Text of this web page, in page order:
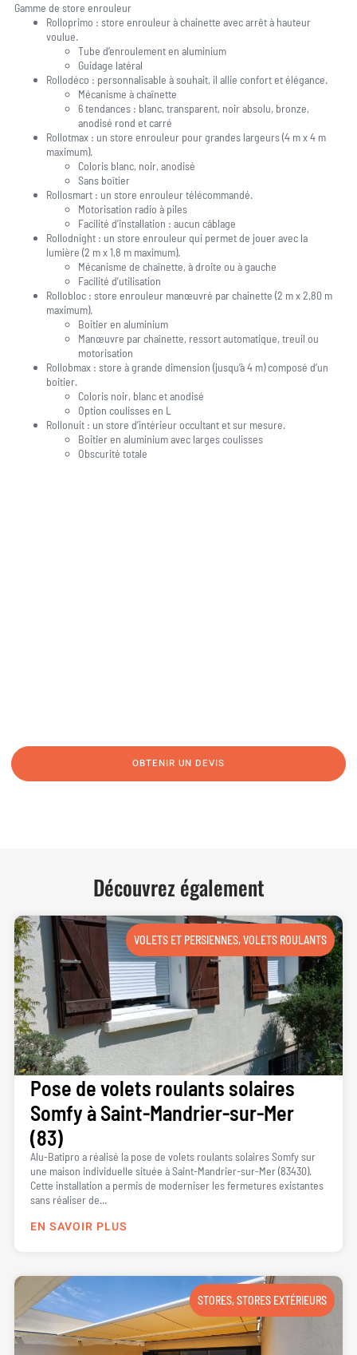
Gamme de store enrouleur
Rolloprimo : store enrouleur à chainette avec arrêt à hauteur
voulue.
Tube d’enroulement en aluminium
Guidage latéral
Rollodéco : personnalisable à souhait, il allie confort et élégance.
Mécanisme à chaînette
6 tendances : blanc, transparent, noir absolu, bronze,
anodisé rond et carré
Rollotmax : un store enrouleur pour grandes largeurs (4 m x 4 m
maximum).
Coloris blanc, noir, anodisé
Sans boîtier
Rollosmart : un store enrouleur télécommandé.
Motorisation radio à piles
Facilité d’installation : aucun câblage
Rollodnight : un store enrouleur qui permet de jouer avec la
lumière (2 m x 1,8 m maximum).
Mécanisme de chaînette, à droite ou à gauche
Facilité d’utilisation
Rollobloc : store enrouleur manœuvré par chainette (2 m x 2,80 m
maximum).
Boitier en aluminium
Manœuvre par chaînette, ressort automatique, treuil ou
motorisation
Rollobmax : store à grande dimension (jusqu’à 4 m) composé d’un
boitier.
Coloris noir, blanc et anodisé
Option coulisses en L
Rollonuit : un store d’intérieur occultant et sur mesure.
Boitier en aluminium avec larges coulisses
Obscurité totale
OBTENIR UN DEVIS
Découvrez également
VOLETS ET PERSIENNES,VOLETS ROULANTS
Pose de volets roulants solaires
Somfy à Saint-Mandrier-sur-Mer
(83)
Alu-Batipro a réalisé la pose de volets roulants solaires Somfy sur
une maison individuelle située à Saint-Mandrier-sur-Mer (83430).
Cette installation a permis de moderniser les fermetures existantes
sans réaliser de...
EN SAVOIR PLUS
STORES,STORES EXTÉRIEURS